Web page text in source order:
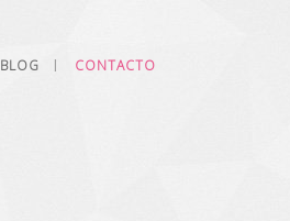
BLOG CONTACTO